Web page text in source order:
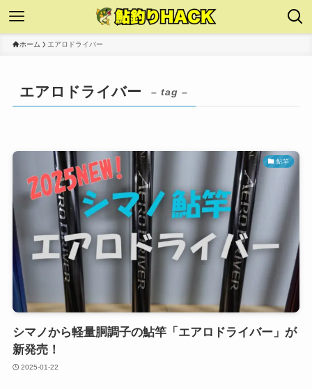
ホーム エアロドライバー
エアロドライバー – tag –
鮎竿
シマノから軽量胴調子の鮎竿「エアロドライバー」が
新発売！
2025-01-22